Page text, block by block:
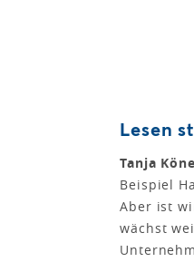
Lesen
Tanja
Beispiel
Aber ist
wächst